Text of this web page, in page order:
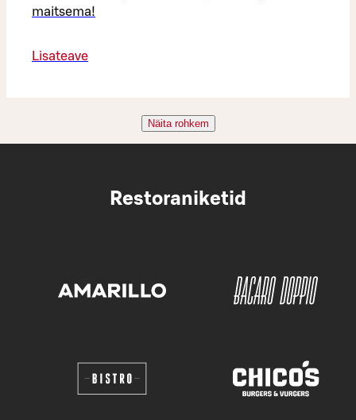
maitsema!
Lisateave
Näita rohkem
Restoraniketid